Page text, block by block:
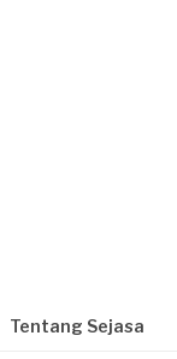
Tentang Sejasa